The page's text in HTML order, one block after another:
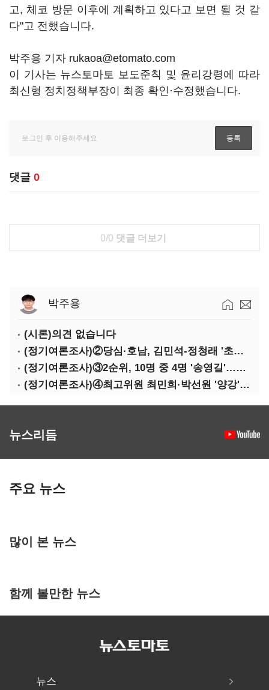
고, 체코 방문 이후에 계획하고 있다고 보면 될 것 같
다"고 전했습니다.
박주용 기자 rukaoa@etomato.com
이 기사는 뉴스토마토 보도준칙 및 윤리강령에 따라
최신형 정치정책부장이 최종 확인·수정했습니다.
댓글 0
0/0 댓글 더보기
박주용
(시론)의견 없습니다
(정기여론조사)②당심·호남, 김민석-정청래 '초접전'
(정기여론조사)③2순위, 10명 중 4명 '송영길'…정청래 '한 자릿수'
(정기여론조사)④최고위원 최민희·박선원 '양강'…서미화·이성윤·임미애 뒤이어
뉴스리듬
주요 뉴스
많이 본 뉴스
함께 볼만한 뉴스
뉴스